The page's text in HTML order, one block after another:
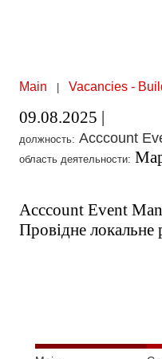
Main Vacancies -
09.08.2025 |
должность: Acccount
область деятельности:
Acccount Event
Провідне локальне